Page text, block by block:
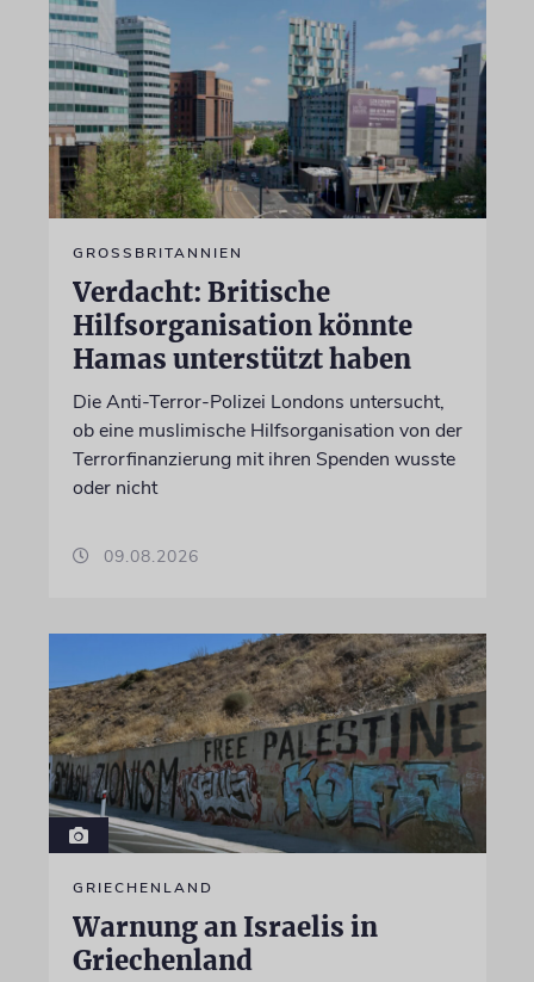
GROSSBRITANNIEN
Verdacht: Britische
Hilfsorganisation könnte
Hamas unterstützt haben
Die Anti-Terror-Polizei Londons untersucht,
ob eine muslimische Hilfsorganisation von der
Terrorfinanzierung mit ihren Spenden wusste
oder nicht
09.08.2026
GRIECHENLAND
Warnung an Israelis in
Griechenland